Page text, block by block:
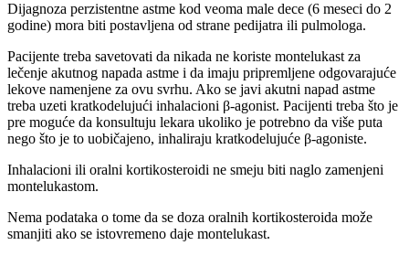
Dijagnoza perzistentne astme kod veoma male dece (6 meseci do 2
godine) mora biti postavljena od strane pedijatra ili pulmologa.
Pacijente treba savetovati da nikada ne koriste montelukast za
lečenje akutnog napada astme i da imaju pripremljene odgovarajuće
lekove namenjene za ovu svrhu. Ako se javi akutni napad astme
treba uzeti kratkodelujući inhalacioni β-agonist. Pacijenti treba što je
pre moguće da konsultuju lekara ukoliko je potrebno da više puta
nego što je to uobičajeno, inhaliraju kratkodelujuće β-agoniste.
Inhalacioni ili oralni kortikosteroidi ne smeju biti naglo zamenjeni
montelukastom.
Nema podataka o tome da se doza oralnih kortikosteroida može
smanjiti ako se istovremeno daje montelukast.